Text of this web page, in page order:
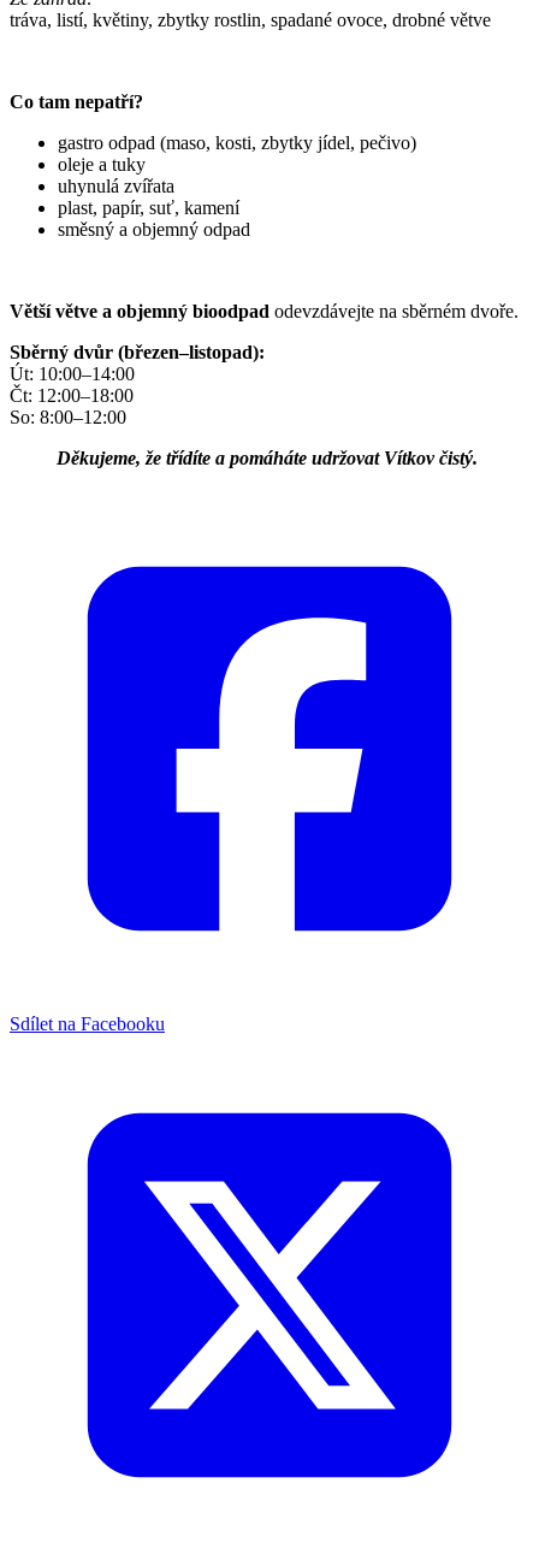
tráva, listí, květiny, zbytky rostlin, spadané ovoce, drobné větve
Co tam nepatří?
gastro odpad (maso, kosti, zbytky jídel, pečivo)
oleje a tuky
uhynulá zvířata
plast, papír, suť, kamení
směsný a objemný odpad
Větší větve a objemný bioodpad odevzdávejte na sběrném dvoře.
Sběrný dvůr (březen–listopad):
Út: 10:00–14:00
Čt: 12:00–18:00
So: 8:00–12:00
Děkujeme, že třídíte a pomáháte udržovat Vítkov čistý.
Sdílet na Facebooku